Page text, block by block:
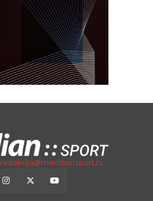
redakcija@meridiansport.rs